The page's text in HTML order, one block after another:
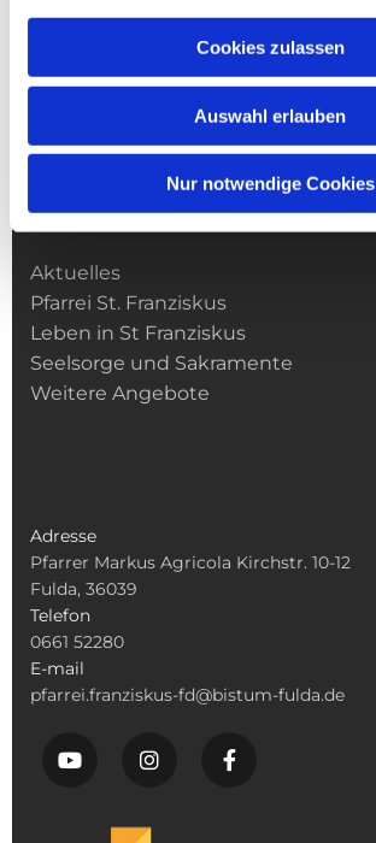
Cookies zulassen
Auswahl erlauben
Nur notwendige Cookies
Kirchengemeinde­­ St. Franziskus
Aktuelles
Pfarrei St. Franziskus
Leben in St Franziskus
Seelsorge und Sakramente
Weitere Angebote
Adresse
Pfarrer Markus Agricola Kirchstr. 10-12
Fulda, 36039
Telefon
0661 52280
E-mail
pfarrei.franziskus-fd@bistum-fulda.de